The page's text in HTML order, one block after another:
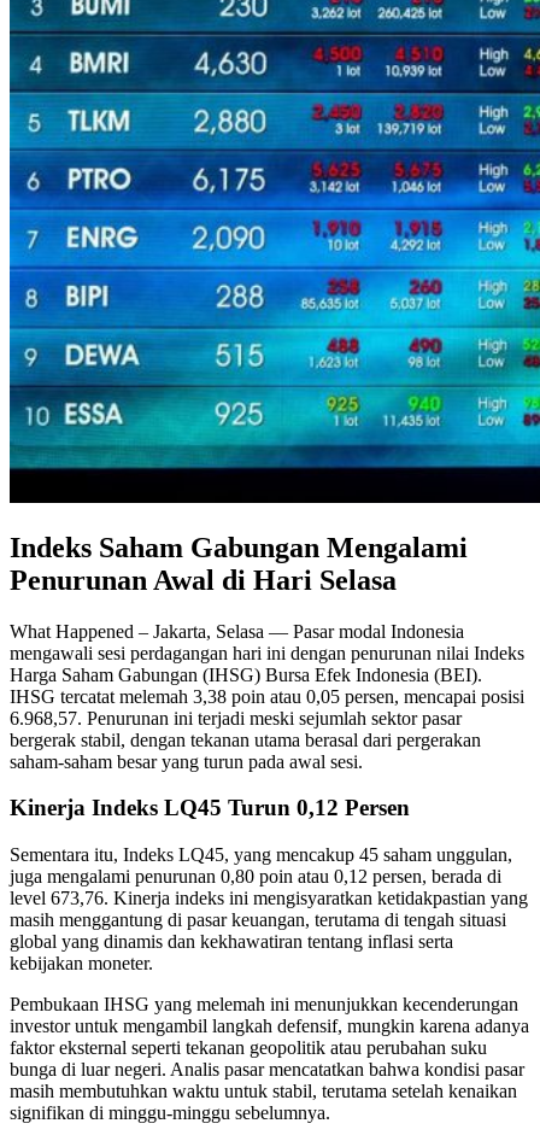
Indeks Saham Gabungan Mengalami
Penurunan Awal di Hari Selasa
What Happened – Jakarta, Selasa — Pasar modal Indonesia
mengawali sesi perdagangan hari ini dengan penurunan nilai Indeks
Harga Saham Gabungan (IHSG) Bursa Efek Indonesia (BEI).
IHSG tercatat melemah 3,38 poin atau 0,05 persen, mencapai posisi
6.968,57. Penurunan ini terjadi meski sejumlah sektor pasar
bergerak stabil, dengan tekanan utama berasal dari pergerakan
saham-saham besar yang turun pada awal sesi.
Kinerja Indeks LQ45 Turun 0,12 Persen
Sementara itu, Indeks LQ45, yang mencakup 45 saham unggulan,
juga mengalami penurunan 0,80 poin atau 0,12 persen, berada di
level 673,76. Kinerja indeks ini mengisyaratkan ketidakpastian yang
masih menggantung di pasar keuangan, terutama di tengah situasi
global yang dinamis dan kekhawatiran tentang inflasi serta
kebijakan moneter.
Pembukaan IHSG yang melemah ini menunjukkan kecenderungan
investor untuk mengambil langkah defensif, mungkin karena adanya
faktor eksternal seperti tekanan geopolitik atau perubahan suku
bunga di luar negeri. Analis pasar mencatatkan bahwa kondisi pasar
masih membutuhkan waktu untuk stabil, terutama setelah kenaikan
signifikan di minggu-minggu sebelumnya.